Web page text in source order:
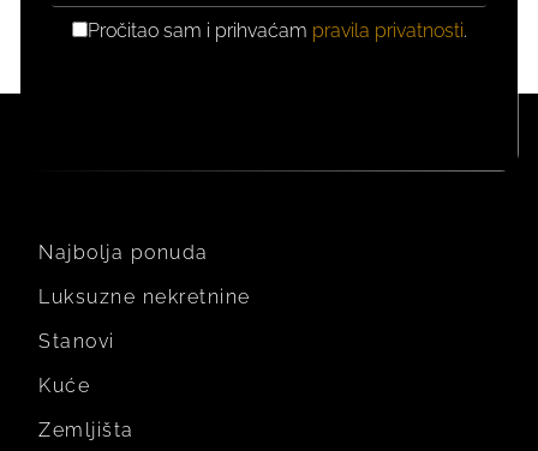
GDPRPročitao sam i prihvaćam pravila privatnosti.
Najbolja ponuda
Luksuzne nekretnine
Stanovi
Kuće
Zemljišta